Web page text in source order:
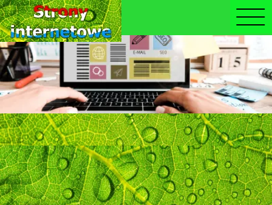
Warning: fopen(iel/000galeria.we/licznik.txt): failed to open
stream: No such file or directory in
/home/epanfu.pl/public_html/index.php
on line 3058
Warning: filesize(): stat failed for
iel/000galeria.we/licznik.txt in
/home/epanfu.pl/public_html/index.phpon line3058
Warning: fread() expects parameter 1 to be resource, bool
given in/home/epanfu.pl/public_html/index.phpon line
3058
Warning: fclose() expects parameter 1 to be resource, bool
given in/home/epanfu.pl/public_html/index.phpon line
3058